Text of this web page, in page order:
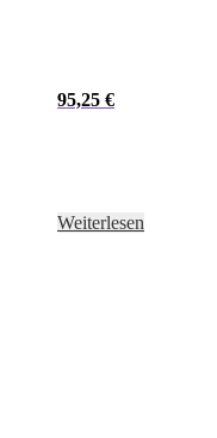
95,25 €
Weiterlesen